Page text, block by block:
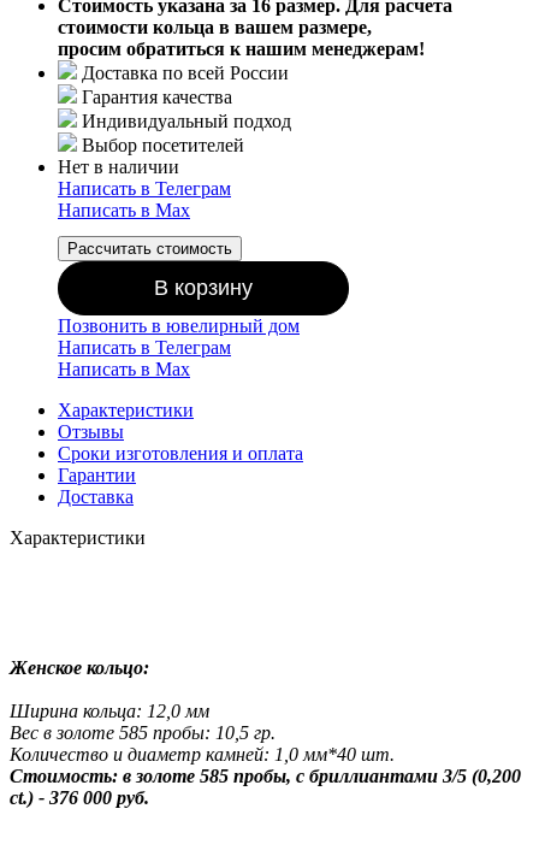
Стоимость указана за 16 размер. Для расчета
стоимости кольца в вашем размере,
просим обратиться к нашим менеджерам!
Доставка по всей России
Гарантия качества
Индивидуальный подход
Выбор посетителей
Нет в наличии
Написать в Телеграм
Написать в Мах
Рассчитать стоимость
В корзину
Позвонить в ювелирный дом
Написать в Телеграм
Написать в Мах
Характеристики
Отзывы
Сроки изготовления и оплата
Гарантии
Доставка
Характеристики
Женское кольцо:
Ширина кольца: 12,0 мм
Вес в золоте 585 пробы: 10,5 гр.
Количество и диаметр камней: 1,0 мм*40 шт.
Стоимость: в золоте 585 пробы, с бриллиантами 3/5 (0,200
ct.) - 376 000 руб.